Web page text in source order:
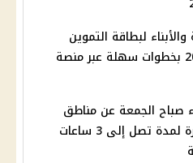
لبطاقة التموين
إلكترونيًا 2026 بخطوات سهلة عبر منصة
صباح الجمعة عن مناطق
حيوية بالبحيرة لمدة تصل إلى 3 ساعات